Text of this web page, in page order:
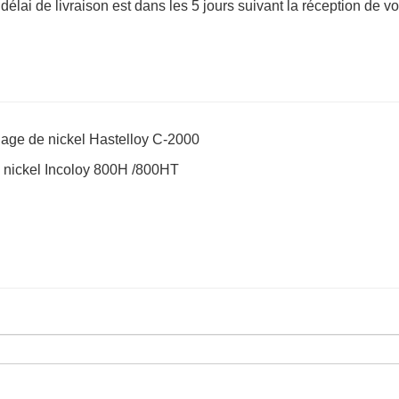
de livraison est dans les 5 jours suivant la réception de
de nickel Hastelloy C-2000
Incoloy 800H /800HT